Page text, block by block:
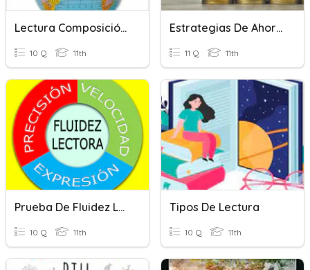
Lectura Composición De La Tierra
10 Q 11th
Estrategias De Ahorro
11 Q 11th
Prueba De Fluidez Lectora
10 Q 11th
Tipos De Lectura
10 Q 11th